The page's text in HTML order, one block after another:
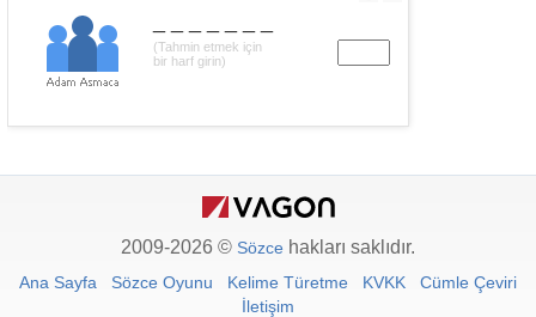
(Tahmin etmek için
bir harf girin)
2009-2026 © Sözce hakları saklıdır.
Ana Sayfa Sözce Oyunu Kelime Türetme KVKK
Cümle Çeviri
İletişim